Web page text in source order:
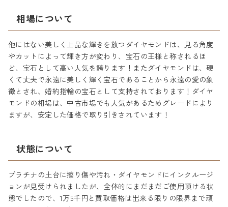
相場について
他にはない美しく上品な輝きを放つダイヤモンドは、見る角度
やカットによって輝き方が変わり、宝石の王様と称されるほ
ど、宝石として高い人気を誇ります！またダイヤモンドは、硬
くて丈夫で永遠に美しく輝く宝石であることから永遠の愛の象
徴とされ、婚約指輪の宝石として支持されております！ダイヤ
モンドの相場は、中古市場でも人気があるためグレードにより
ますが、安定した価格で取り引きされています！
状態について
プラチナの土台に擦り傷や汚れ・ダイヤモンドにインクルージ
ョンが見受けられましたが、全体的にまだまだご使用頂ける状
態でしたので、1万5千円と買取価格は出来る限りの限界まで頑